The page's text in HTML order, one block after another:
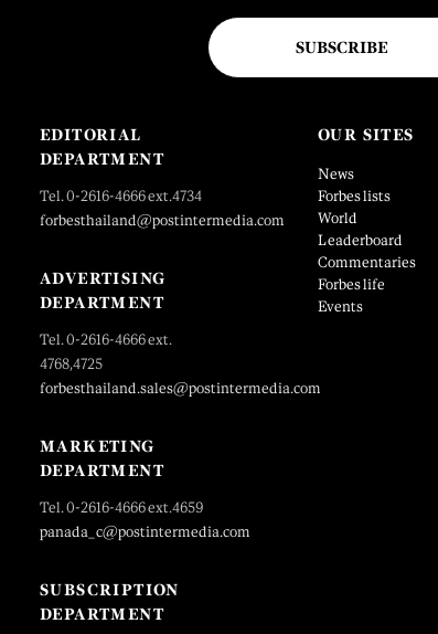
SUBSCRIBE
EDITORIAL
DEPARTMENT
Tel. 0-2616-4666 ext.4734
forbesthailand@postintermedia.com
ADVERTISING
DEPARTMENT
Tel. 0-2616-4666 ext.
4768,4725
forbesthailand.sales@postintermedia.com
MARKETING
DEPARTMENT
Tel. 0-2616-4666 ext.4659
panada_c@postintermedia.com
SUBSCRIPTION
DEPARTMENT
OUR SITES
News
Forbes lists
World
Leaderboard
Commentaries
Forbes life
Events